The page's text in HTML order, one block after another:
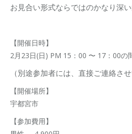
お見合い形式ならではのかなり深い
【開催日時】
2月23日(日) PM 15：00 〜 17：00の
（別途参加者には、直接ご連絡さ
【開催場所】
宇都宮市
【参加費用】